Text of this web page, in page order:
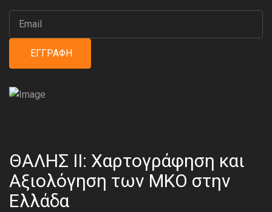
ΕΓΓΡΑΦΉ
ΘΑΛΗΣ ΙΙ: Χαρτογράφηση και
Αξιολόγηση των ΜΚΟ στην
Ελλάδα